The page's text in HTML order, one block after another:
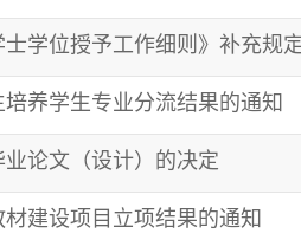
学位授予工作细则》补充规
养学生专业分流结果的通知
论文（设计）的决定
建设项目立项结果的通知